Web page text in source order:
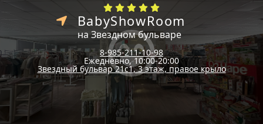
BabyShowRoom
на Звездном бульваре
8-985-211-10-98
Ежедневно, 10:00-20:00
Звездный бульвар 21с1, 3 этаж, правое крыло